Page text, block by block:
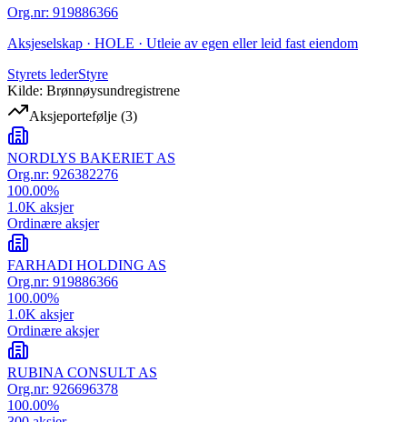
Org.nr: 919886366
Aksjeselskap · HOLE · Utleie av egen eller leid fast eiendom
Styrets lederStyre
Kilde: Brønnøysundregistrene
Aksjeportefølje (3)
NORDLYS BAKERIET AS
Org.nr: 926382276
100.00%
1.0K aksjer
Ordinære aksjer
FARHADI HOLDING AS
Org.nr: 919886366
100.00%
1.0K aksjer
Ordinære aksjer
RUBINA CONSULT AS
Org.nr: 926696378
100.00%